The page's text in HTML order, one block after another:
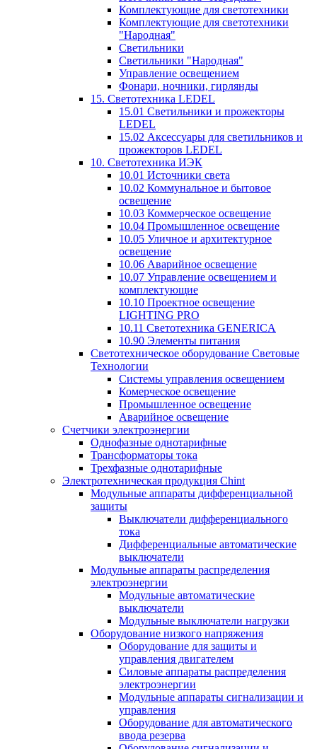
Комплектующие для светотехники
Комплектующие для светотехники
"Народная"
Светильники
Светильники "Народная"
Управление освещением
Фонари, ночники, гирлянды
15. Светотехника LEDEL
15.01 Светильники и прожекторы
LEDEL
15.02 Аксессуары для светильников и
прожекторов LEDEL
10. Светотехника ИЭК
10.01 Источники света
10.02 Коммунальное и бытовое
освещение
10.03 Коммерческое освещение
10.04 Промышленное освещение
10.05 Уличное и архитектурное
освещение
10.06 Аварийное освещение
10.07 Управление освещением и
комплектующие
10.10 Проектное освещение
LIGHTING PRO
10.11 Светотехника GENERICA
10.90 Элементы питания
Светотехническое оборудование Световые
Технологии
Системы управления освещением
Комерческое освещение
Промышленное освещение
Аварийное освещение
Счетчики электроэнергии
Однофазные однотарифные
Трансформаторы тока
Трехфазные однотарифные
Электротехническая продукция Chint
Модульные аппараты дифференциальной
защиты
Выключатели дифференциального
тока
Дифференциальные автоматические
выключатели
Модульные аппараты распределения
электроэнергии
Модульные автоматические
выключатели
Модульные выключатели нагрузки
Оборудование низкого напряжения
Оборудование для защиты и
управления двигателем
Силовые аппараты распределения
электроэнергии
Модульные аппараты сигнализации и
управления
Оборудование для автоматического
ввода резерва